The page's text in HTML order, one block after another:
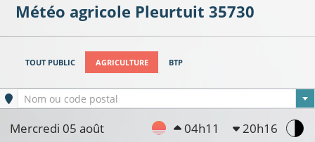
Météo agricole Pleurtuit 35730
TOUT PUBLIC AGRICULTURE BTP
Ville sélectionnée
Nom ou code postal
Mercredi 05 août 04h11 20h16